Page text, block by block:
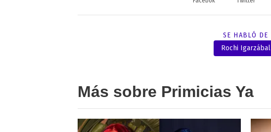
SE HABLÓ DE
Rochi Igarzábal
Más sobre Primicias Ya